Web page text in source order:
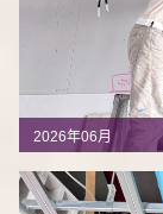
2026年06月